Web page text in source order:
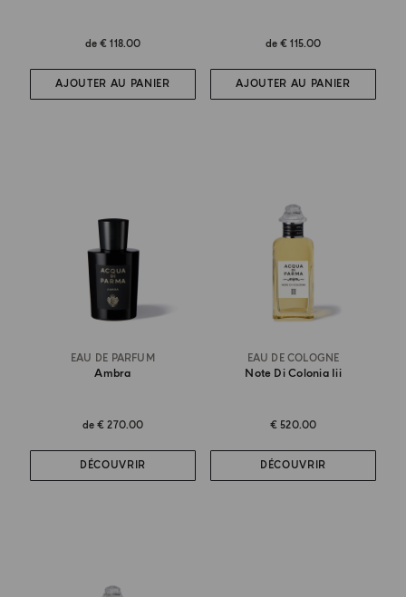
de€ 118.00
AJOUTER AU PANIER
de€ 115.00
AJOUTER AU PANIER
EAU DE PARFUM
Ambra
de€ 270.00
DÉCOUVRIR
EAU DE COLOGNE
Note Di Colonia Iii
€ 520.00
DÉCOUVRIR